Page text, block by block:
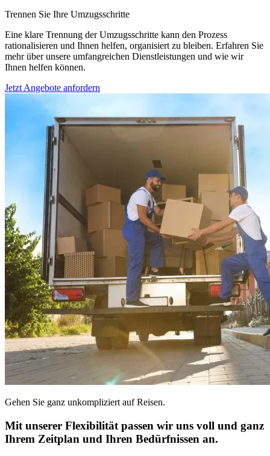
Trennen Sie Ihre Umzugsschritte
Eine klare Trennung der Umzugsschritte kann den Prozess
rationalisieren und Ihnen helfen, organisiert zu bleiben. Erfahren Sie
mehr über unsere umfangreichen Dienstleistungen und wie wir
Ihnen helfen können.
Jetzt Angebote anfordern
Gehen Sie ganz unkompliziert auf Reisen.
Mit unserer Flexibilität passen wir uns voll und ganz
Ihrem Zeitplan und Ihren Bedürfnissen an.